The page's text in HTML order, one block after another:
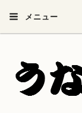
メニュー